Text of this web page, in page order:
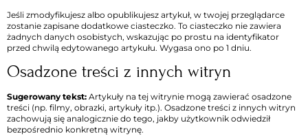
Jeśli zmodyfikujesz albo opublikujesz artykuł, w twojej przeglądarce
zostanie zapisane dodatkowe ciasteczko. To ciasteczko nie zawiera
żadnych danych osobistych, wskazując po prostu na identyfikator
przed chwilą edytowanego artykułu. Wygasa ono po 1 dniu.
Osadzone treści z innych witryn
Sugerowany tekst: Artykuły na tej witrynie mogą zawierać osadzone
treści (np. filmy, obrazki, artykuły itp.). Osadzone treści z innych witryn
zachowują się analogicznie do tego, jakby użytkownik odwiedził
bezpośrednio konkretną witrynę.